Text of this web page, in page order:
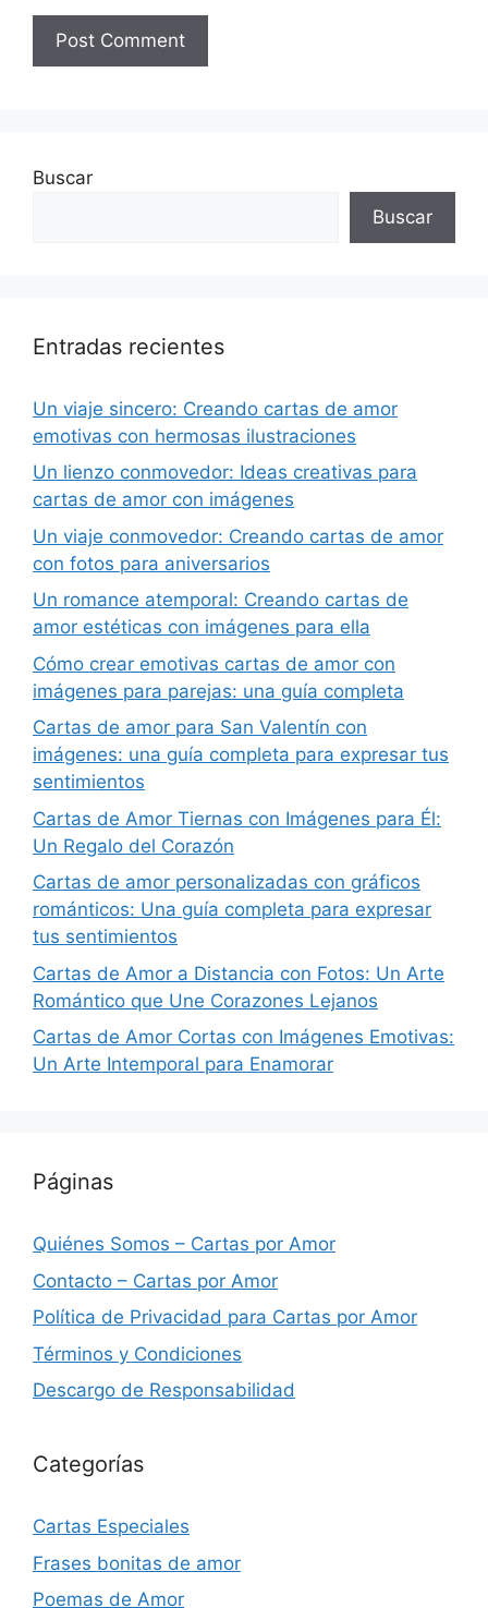
Buscar
Buscar
Entradas recientes
Un viaje sincero: Creando cartas de amor
emotivas con hermosas ilustraciones
Un lienzo conmovedor: Ideas creativas para
cartas de amor con imágenes
Un viaje conmovedor: Creando cartas de amor
con fotos para aniversarios
Un romance atemporal: Creando cartas de
amor estéticas con imágenes para ella
Cómo crear emotivas cartas de amor con
imágenes para parejas: una guía completa
Cartas de amor para San Valentín con
imágenes: una guía completa para expresar tus
sentimientos
Cartas de Amor Tiernas con Imágenes para Él:
Un Regalo del Corazón
Cartas de amor personalizadas con gráficos
románticos: Una guía completa para expresar
tus sentimientos
Cartas de Amor a Distancia con Fotos: Un Arte
Romántico que Une Corazones Lejanos
Cartas de Amor Cortas con Imágenes Emotivas:
Un Arte Intemporal para Enamorar
Páginas
Quiénes Somos – Cartas por Amor
Contacto – Cartas por Amor
Política de Privacidad para Cartas por Amor
Términos y Condiciones
Descargo de Responsabilidad
Categorías
Cartas Especiales
Frases bonitas de amor
Poemas de Amor